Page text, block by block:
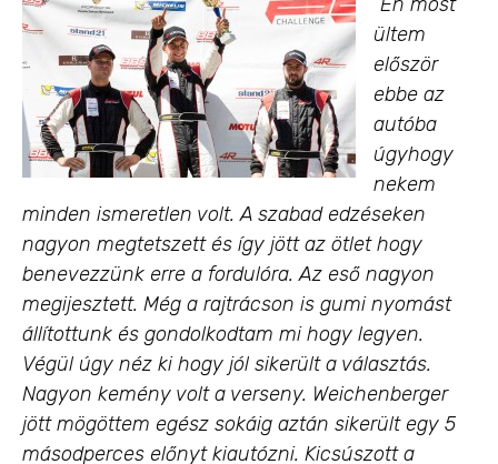
ültem
először
ebbe az
autóba
úgyhogy
nekem
minden ismeretlen volt. A szabad edzéseken
nagyon megtetszett és így jött az ötlet hogy
benevezzünk erre a fordulóra. Az eső nagyon
megijesztett. Még a rajtrácson is gumi nyomást
állítottunk és gondolkodtam mi hogy legyen.
Végül úgy néz ki hogy jól sikerült a választás.
Nagyon kemény volt a verseny. Weichenberger
jött mögöttem egész sokáig aztán sikerült egy 5
másodperces előnyt kiautózni. Kicsúszott a